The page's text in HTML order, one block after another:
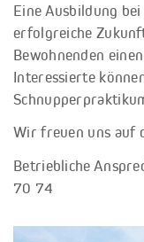
Eine Ausbildung
erfolgreiche
Bewohnenden
Interessierte
Wir freuen uns auf
Betriebliche
70 74